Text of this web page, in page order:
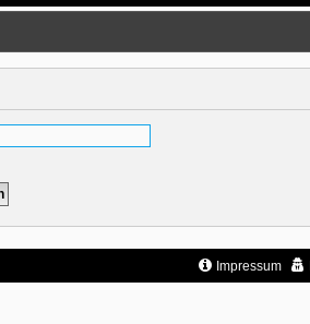
Impressum